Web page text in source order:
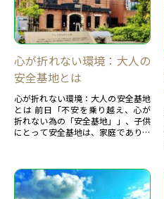
心が折れない環境：大人の
安全基地とは
心が折れない環境：大人の安全基地
とは 前日「不安を乗り越え、心が
折れない為の「安全基地」」、子供
にとって安全基地は、家庭であり、